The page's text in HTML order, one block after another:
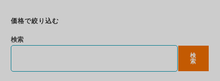
価格で絞り込む
検索
検
索